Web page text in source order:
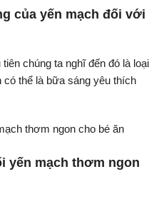
của yến mạch đối với
chúng ta nghĩ đến đó là loại
thể là bữa sáng yêu thích
yến mạch thơm ngon